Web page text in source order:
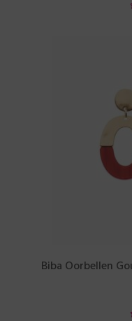
Biba Oorbellen